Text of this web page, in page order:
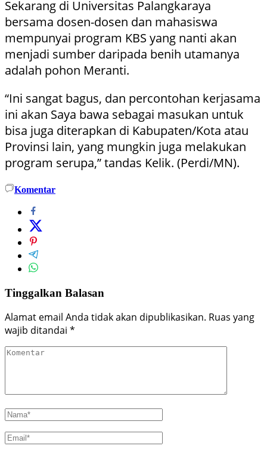
Sekarang di Universitas Palangkaraya
bersama dosen-dosen dan mahasiswa
mempunyai program KBS yang nanti akan
menjadi sumber daripada benih utamanya
adalah pohon Meranti.
“Ini sangat bagus, dan percontohan kerjasama
ini akan Saya bawa sebagai masukan untuk
bisa juga diterapkan di Kabupaten/Kota atau
Provinsi lain, yang mungkin juga melakukan
program serupa,” tandas Kelik. (Perdi/MN).
Komentar
Tinggalkan Balasan
Alamat email Anda tidak akan dipublikasikan. Ruas yang
wajib ditandai *